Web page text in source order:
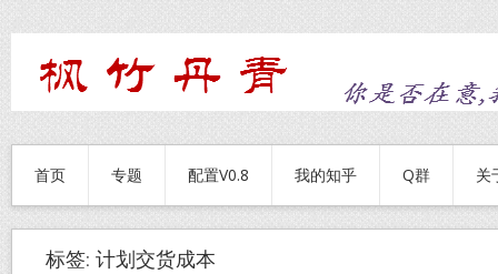
首页 专题 配置V0.8 我的知乎 Q群 关
标签: 计划交货成本